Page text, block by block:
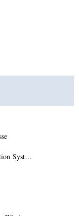
Syst…